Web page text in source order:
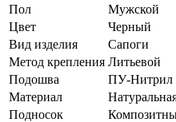
Пол
Мужской
Цвет
Черный
Вид изделия
Сапоги
Метод крепления Литьевой
Подошва
ПУ-Нитрил
Материал
Подносок